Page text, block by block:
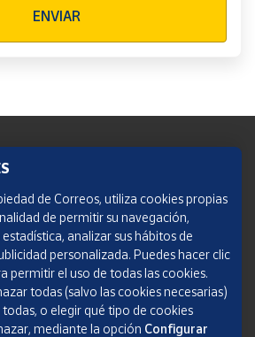
ENVIAR
de Correos, utiliza cookies propias
de permitir su navegación,
analizar sus hábitos de
personalizada. Puedes hacer clic
permitir el uso de todas las cookies.
todas (salvo las cookies necesarias)
o elegir qué tipo de cookies
mediante la opción Configurar